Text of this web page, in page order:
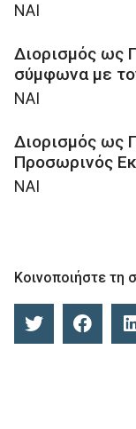
ΝΑΙ
Διορισμός ως
σύμφωνα με
ΝΑΙ
Διορισμός ως
Προσωρινός
ΝΑΙ
Κοινοποιήστε τη